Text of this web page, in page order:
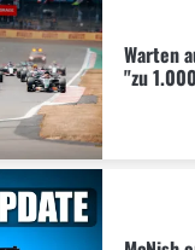
Warten
"zu